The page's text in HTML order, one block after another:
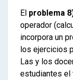
El problema
operador
incorpora un
los ejercicios
Las y los
estudiantes el